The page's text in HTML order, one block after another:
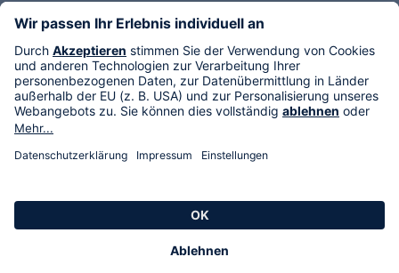
Im TV
HSE International